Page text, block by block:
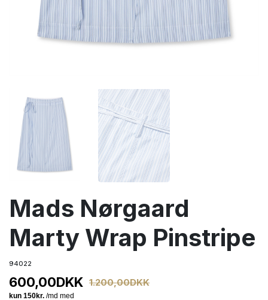
Mads Nørgaard
Marty Wrap Pinstripe
94022
600,00DKK 1.200,00DKK